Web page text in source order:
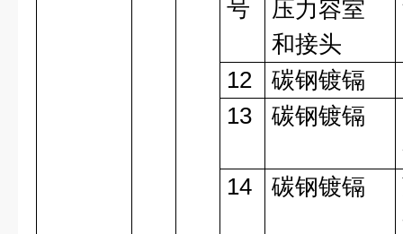
号
压力容室
和接头
12 碳钢镀镉
13
碳钢镀镉
14
碳钢镀镉